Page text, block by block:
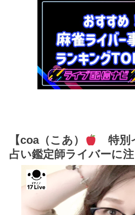
【coa（こあ）
特別
占い鑑定師ライバーに注